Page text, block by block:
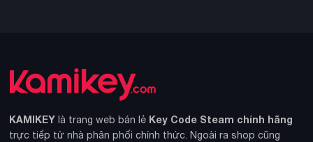
KAMIKEY là trang web bán lẻ Key Code Steam chính hãng
trực tiếp từ nhà phân phối chính thức. Ngoài ra shop cũng